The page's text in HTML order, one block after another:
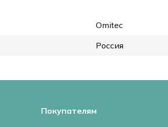
Omitec
Россия
Покупателям